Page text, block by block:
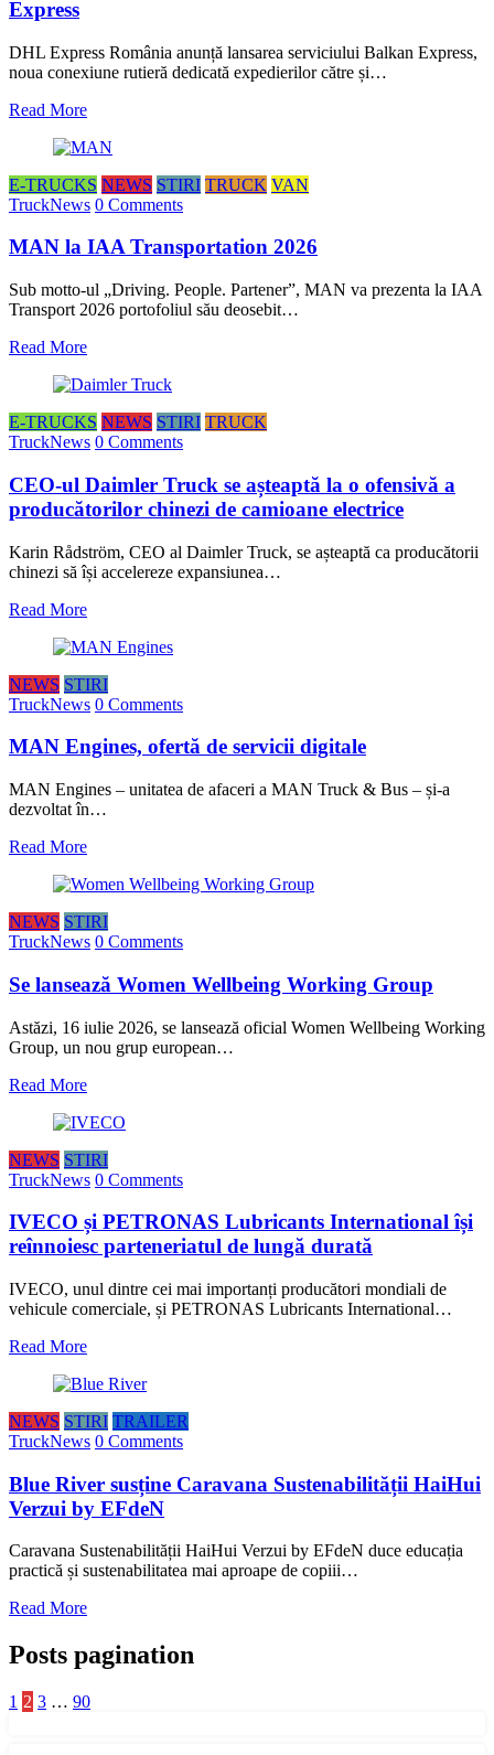
Express
DHL Express România anunță lansarea serviciului Balkan Express,
noua conexiune rutieră dedicată expedierilor către și…
Read More
E-TRUCKS NEWS STIRI TRUCK VAN
TruckNews 0 Comments
MAN la IAA Transportation 2026
Sub motto-ul „Driving. People. Partener”, MAN va prezenta la IAA
Transport 2026 portofoliul său deosebit…
Read More
E-TRUCKS NEWS STIRI TRUCK
TruckNews 0 Comments
CEO-ul Daimler Truck se așteaptă la o ofensivă a
producătorilor chinezi de camioane electrice
Karin Rådström, CEO al Daimler Truck, se așteaptă ca producătorii
chinezi să își accelereze expansiunea…
Read More
NEWS STIRI
TruckNews 0 Comments
MAN Engines, ofertă de servicii digitale
MAN Engines – unitatea de afaceri a MAN Truck & Bus – și-a
dezvoltat în…
Read More
NEWS STIRI
TruckNews 0 Comments
Se lansează Women Wellbeing Working Group
Astăzi, 16 iulie 2026, se lansează oficial Women Wellbeing Working
Group, un nou grup european…
Read More
NEWS STIRI
TruckNews 0 Comments
IVECO și PETRONAS Lubricants International își
reînnoiesc parteneriatul de lungă durată
IVECO, unul dintre cei mai importanți producători mondiali de
vehicule comerciale, și PETRONAS Lubricants International…
Read More
NEWS STIRI TRAILER
TruckNews 0 Comments
Blue River susține Caravana Sustenabilității HaiHui
Verzui by EFdeN
Caravana Sustenabilității HaiHui Verzui by EFdeN duce educația
practică și sustenabilitatea mai aproape de copiii…
Read More
Posts pagination
1 2 3 … 90